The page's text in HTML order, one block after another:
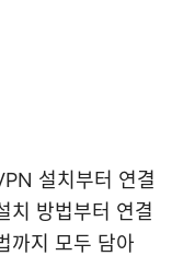
설치부터 연결
치 방법부터 연결
까지 모두 담아